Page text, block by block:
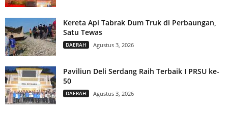
Kereta Api Tabrak Dum Truk di Perbaungan,
Satu Tewas
DAERAH Agustus 3, 2026
Paviliun Deli Serdang Raih Terbaik I PRSU ke-
50
DAERAH Agustus 3, 2026